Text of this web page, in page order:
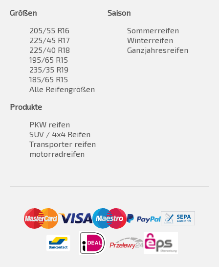
Größen
205/55 R16
225/45 R17
225/40 R18
195/65 R15
235/35 R19
185/65 R15
Alle Reifengrößen
Saison
Sommerreifen
Winterreifen
Ganzjahresreifen
Produkte
PKW reifen
SUV / 4x4 Reifen
Transporter reifen
motorradreifen